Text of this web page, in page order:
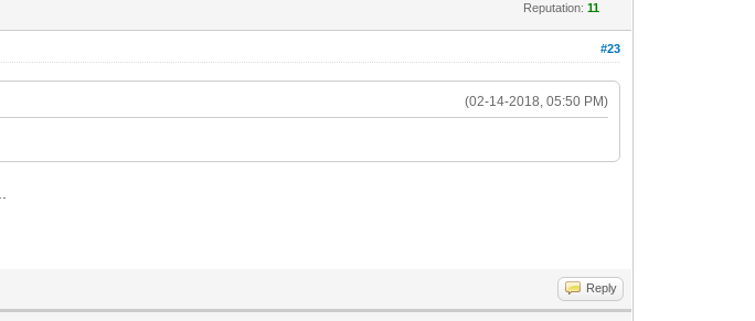
Reputation:11
#23
(02-14-2018, 05:50 PM)
Reply